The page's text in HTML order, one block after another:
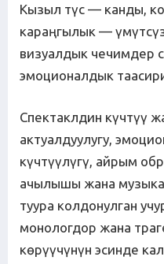
Кызыл түс — канды,
караңгылык —
визуалдык чечимдер
эмоционалдык
Спектаклдин күчтүү
актуалдуулугу,
күчтүүлүгү, айрым
ачылышы жана
туура колдонулган
монологдор жана
көрүүчүнүн эсинде